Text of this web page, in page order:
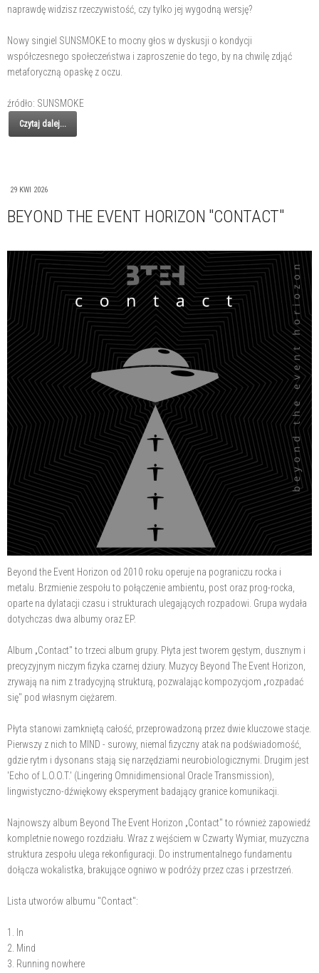
naprawdę widzisz rzeczywistość, czy tylko jej wygodną wersję?
Nowy singiel SUNSMOKE to mocny głos w dyskusji o kondycji
współczesnego społeczeństwa i zaproszenie do tego, by na chwilę zdjąć
metaforyczną opaskę z oczu.
źródło: SUNSMOKE
Czytaj dalej...
29 KWI 2026
BEYOND THE EVENT HORIZON "CONTACT"
Beyond the Event Horizon od 2010 roku operuje na pograniczu rocka i
metalu. Brzmienie zespołu to połączenie ambientu, post oraz prog-rocka,
oparte na dylatacji czasu i strukturach ulegających rozpadowi. Grupa wydała
dotychczas dwa albumy oraz EP.
Album „Contact" to trzeci album grupy. Płyta jest tworem gęstym, dusznym i
precyzyjnym niczym fizyka czarnej dziury. Muzycy Beyond The Event Horizon,
zrywają na nim z tradycyjną strukturą, pozwalając kompozycjom „rozpadać
się" pod własnym ciężarem.
Płyta stanowi zamkniętą całość, przeprowadzoną przez dwie kluczowe stacje.
Pierwszy z nich to MIND - surowy, niemal fizyczny atak na podświadomość,
gdzie rytm i dysonans stają się narzędziami neurobiologicznymi. Drugim jest
'Echo of L.O.O.T.' (Lingering Omnidimensional Oracle Transmission),
lingwistyczno-dźwiękowy eksperyment badający granice komunikacji.
Najnowszy album Beyond The Event Horizon „Contact" to również zapowiedź
kompletnie nowego rozdziału. Wraz z wejściem w Czwarty Wymiar, muzyczna
struktura zespołu ulega rekonfiguracji. Do instrumentalnego fundamentu
dołącza wokalistka, brakujące ogniwo w podróży przez czas i przestrzeń.
Lista utworów albumu "Contact":
1. In
2. Mind
3. Running nowhere